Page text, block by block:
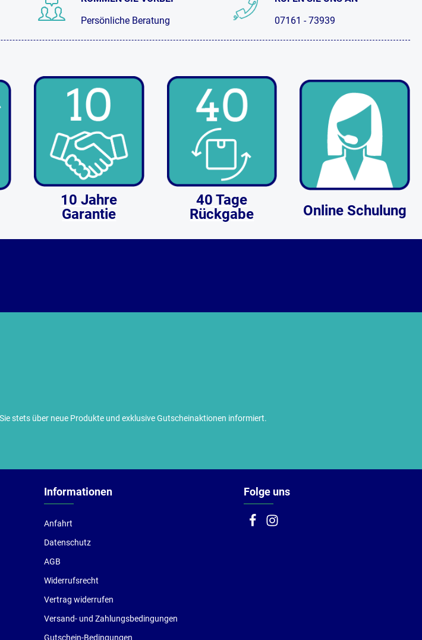
Persönliche Beratung
07161 - 73939
10 Jahre
Garantie
40 Tage
Rückgabe
Online Schulung
Sie stets über neue Produkte und exklusive Gutscheinaktionen informiert.
Folge uns
Informationen
Anfahrt
Datenschutz
AGB
Widerrufsrecht
Vertrag widerrufen
Versand- und Zahlungsbedingungen
Gutschein-Bedingungen